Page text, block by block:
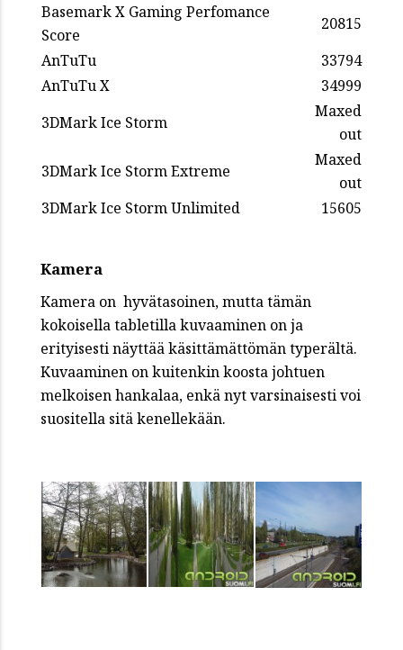
Basemark X Gaming Perfomance
Score
20815
AnTuTu
33794
AnTuTu X
34999
3DMark Ice Storm
Maxed
out
3DMark Ice Storm Extreme
Maxed
out
3DMark Ice Storm Unlimited
15605
Kamera
Kamera on hyvätasoinen, mutta tämän
kokoisella tabletilla kuvaaminen on ja
erityisesti näyttää käsittämättömän typerältä.
Kuvaaminen on kuitenkin koosta johtuen
melkoisen hankalaa, enkä nyt varsinaisesti voi
suositella sitä kenellekään.